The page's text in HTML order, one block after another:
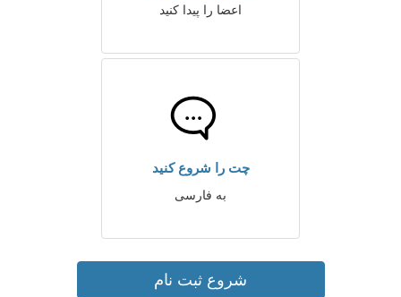
اعضا را پیدا کنید
چت را شروع کنید
به فارسی
شروع ثبت نام